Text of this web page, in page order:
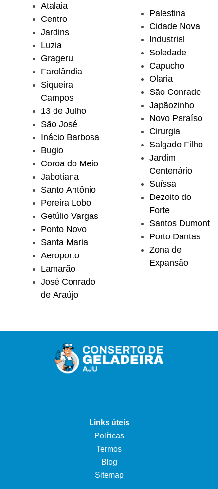
Atalaia
Centro
Jardins
Luzia
Grageru
Farolândia
Siqueira
Campos
13 de Julho
São José
Inácio Barbosa
Bugio
Coroa do Meio
Jabotiana
Santo Antônio
Pereira Lobo
Getúlio Vargas
Ponto Novo
Santa Maria
Aeroporto
Lamarão
José Conrado
de Araújo
Palestina
Cidade Nova
Industrial
Soledade
Capucho
Olaria
São Conrado
Japãozinho
Novo Paraíso
Cirurgia
Salgado Filho
Jardim
Centenário
Suíssa
Dezoito do
Forte
Santos Dumont
Porto Dantas
Zona de
Expansão
Links úteis
Políticas
Termos
Blog
Sitemap